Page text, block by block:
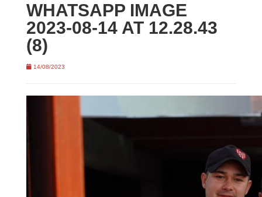
WHATSAPP IMAGE
2023-08-14 AT 12.28.43
(8)
14/08/2023